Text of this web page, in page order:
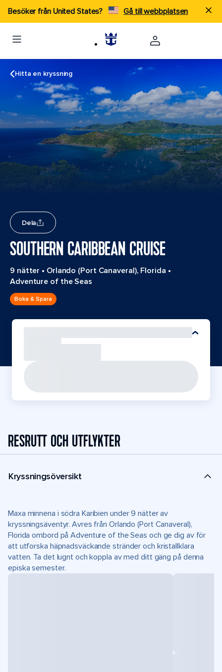
Besöker från United States? Gå till webbplatsen
Hitta en kryssning
Dela
SOUTHERN CARIBBEAN CRUISE
9 nätter • Orlando (Port Canaveral), Florida •
Adventure of the Seas
Boka & Spara
RESRUTT OCH UTFLYKTER
Kryssningsöversikt
Maxa minnena i södra Karibien under 9 nätter av
kryssningsäventyr. Avres från Orlando (Port Canaveral),
Florida ombord på Adventure of the Seas och ge dig av för
att utforska häpnadsväckande stränder och kristallklara
vatten. Ta det lugnt och koppla av med ditt gäng på denna
episka semester.